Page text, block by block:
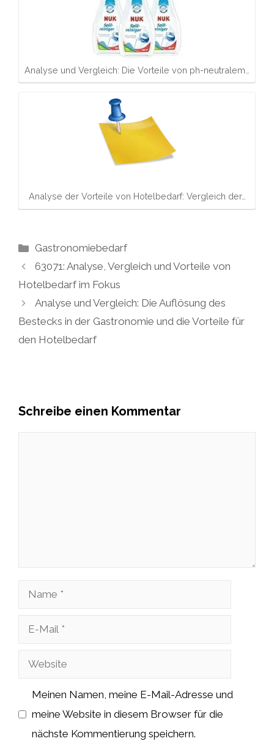
Analyse und Vergleich: Die Vorteile von ph-neutralem…
Analyse der Vorteile von Hotelbedarf: Vergleich der…
Kategorien
Gastronomiebedarf
63071: Analyse, Vergleich und Vorteile von
Hotelbedarf im Fokus
Analyse und Vergleich: Die Auflösung des
Bestecks in der Gastronomie und die Vorteile für
den Hotelbedarf
Schreibe einen Kommentar
Name
Website
Meinen Namen, meine E-Mail-Adresse und
meine Website in diesem Browser für die
nächste Kommentierung speichern.